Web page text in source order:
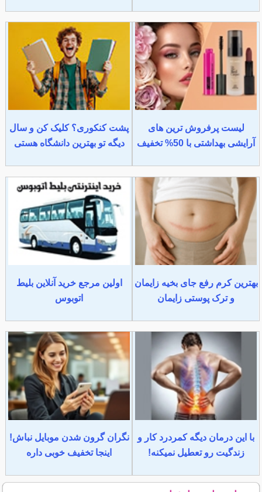
لیست پرفروش ترین های
آرایشی بهداشتی با 50% تخفیف
پشت کنکوری؟ کلیک کن و سال
دیگه تو بهترین دانشگاه هستی
بهترین کرم رفع جای بخیه زایمان
و ترک پوستی زایمان
اولین مرجع خرید آنلاین بلیط
اتوبوس
با این درمان دیگه کمردرد کار و
زندگیت رو تعطیل نمیکنه!
نگران گرون شدن موبایل نباش!
اینجا تخفیف خوبی داره